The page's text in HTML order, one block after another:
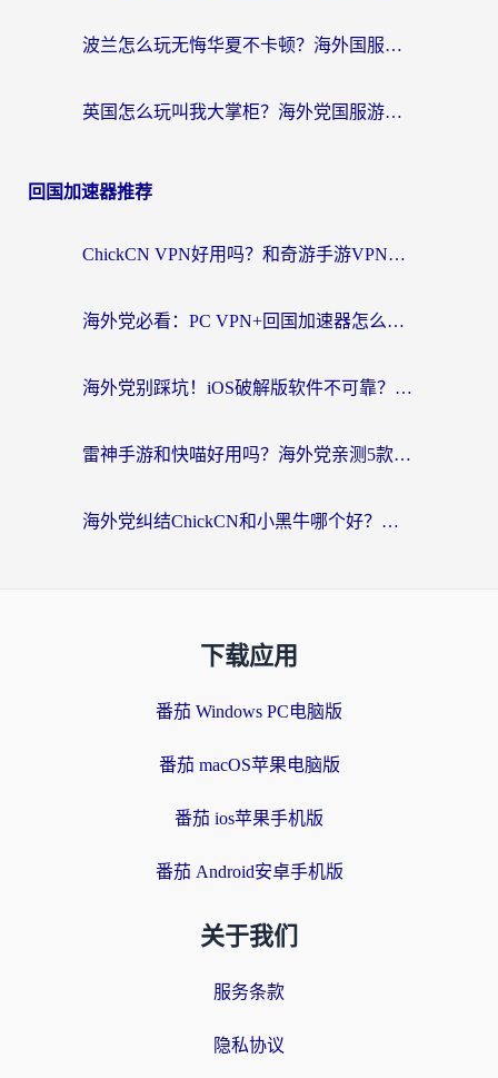
波兰怎么玩无悔华夏不卡顿？海外国服游戏加速器终极指南（附征途2萤火突击解决方案）
英国怎么玩叫我大掌柜？海外党国服游戏加速避坑指南（附实测推荐）
回国加速器推荐
ChickCN VPN好用吗？和奇游手游VPN对比哪个回国效果更好？海外党亲测实用指南
海外党必看：PC VPN+回国加速器怎么选？无缝访问国内资源全攻略
海外党别踩坑！iOS破解版软件不可靠？教你选对回国加速器无缝看国内资源
雷神手游和快喵好用吗？海外党亲测5款回国加速器，附斧牛Bling对比+微信视频号解决办法
海外党纠结ChickCN和小黑牛哪个好？一篇帮你选对回国加速器的实用指南
下载应用
番茄 Windows PC电脑版
番茄 macOS苹果电脑版
番茄 ios苹果手机版
番茄 Android安卓手机版
关于我们
服务条款
隐私协议